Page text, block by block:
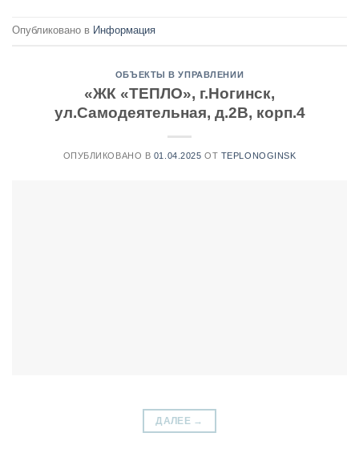
Опубликовано в Информация
ОБЪЕКТЫ В УПРАВЛЕНИИ
«ЖК «ТЕПЛО», г.Ногинск,
ул.Самодеятельная, д.2В, корп.4
ОПУБЛИКОВАНО В 01.04.2025 ОТ TEPLONOGINSK
ДАЛЕЕ →